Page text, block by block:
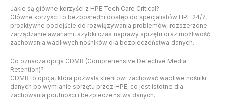
Jakie są główne korzyści z HPE Tech Care Critical?
Główne korzyści to bezpośredni dostęp do specjalistów HPE 24/7,
proaktywne podejście do rozwiązywania problemów, rozszerzone
zarządzanie awariami, szybki czas naprawy sprzętu oraz możliwość
zachowania wadliwych nośników dla bezpieczeństwa danych.
Co oznacza opcja CDMR (Comprehensive Defective Media
Retention)?
CDMR to opcja, która pozwala klientowi zachować wadliwe nośniki
danych po wymianie sprzętu przez HPE, co jest istotne dla
zachowania poufności i bezpieczeństwa danych.